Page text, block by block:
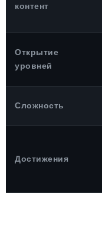
контент
Открытие
уровней
Сложность
Достижения